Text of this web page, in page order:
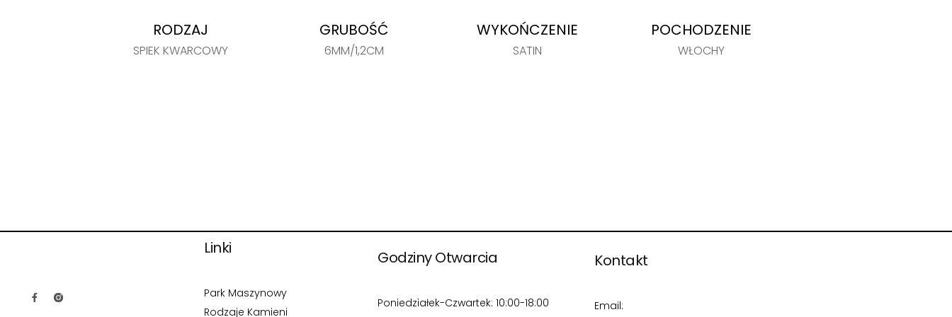
RODZAJ
SPIEK KWARCOWY
GRUBOŚĆ
6MM/1,2CM
WYKOŃCZENIE
SATIN
POCHODZENIE
WŁOCHY
Linki
Park Maszynowy
Rodzaje Kamieni
Godziny Otwarcia
Poniedziałek-Czwartek: 10:00-18:00
Kontakt
Email: